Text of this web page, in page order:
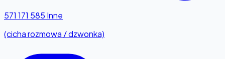
571 171 585 Inne
(cicha rozmowa / dzwonka)